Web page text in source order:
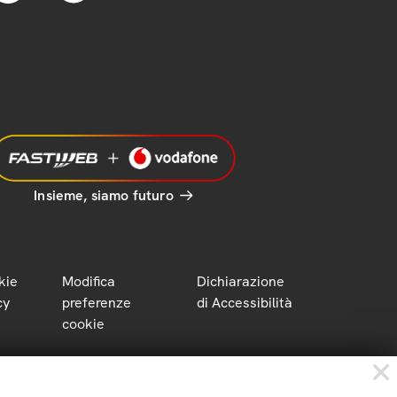
Insieme, siamo futuro
Modifica
preferenze
cookie
Dichiarazione
di Accessibilità